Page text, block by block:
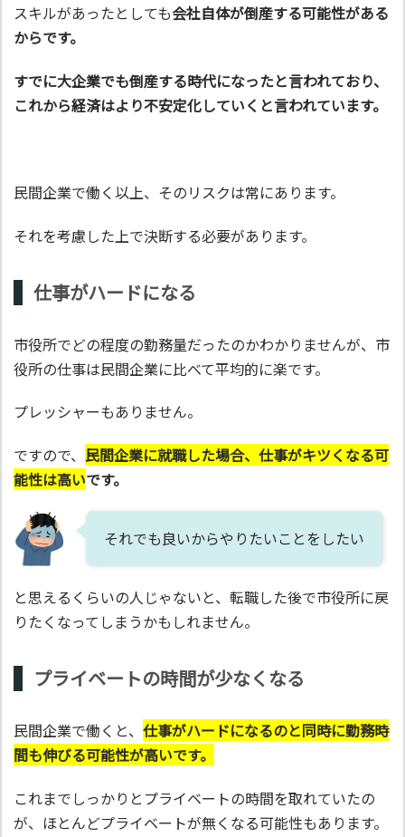
スキルがあったとしても会社自体が倒産する可能性がある
からです。
すでに大企業でも倒産する時代になったと言われており、
これから経済はより不安定化していくと言われています。
民間企業で働く以上、そのリスクは常にあります。
それを考慮した上で決断する必要があります。
仕事がハードになる
市役所でどの程度の勤務量だったのかわかりませんが、市
役所の仕事は民間企業に比べて平均的に楽です。
プレッシャーもありません。
ですので、 民間企業に就職した場合、仕事がキツくなる可
能性は高いです。
それでも良いからやりたいことをしたい
と思えるくらいの人じゃないと、転職した後で市役所に戻
りたくなってしまうかもしれません。
プライベートの時間が少なくなる
民間企業で働くと、 仕事がハードになるのと同時に勤務時
間も伸びる可能性が高いです。
これまでしっかりとプライベートの時間を取れていたの
が、ほとんどプライベートが無くなる可能性もあります。